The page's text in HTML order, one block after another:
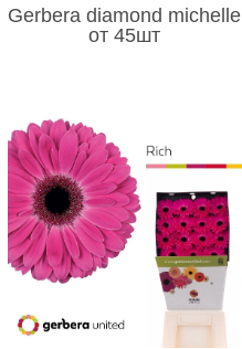
Gerbera diamond michelle
от 45шт